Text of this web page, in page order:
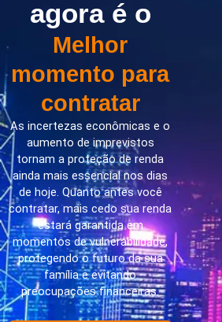
agora é o
Melhor
momento para
contratar
As incertezas econômicas e o
aumento de imprevistos
tornam a proteção de renda
ainda mais essencial nos dias
de hoje. Quanto antes você
contratar, mais cedo sua renda
estará garantida em
momentos de vulnerabilidade,
protegendo o futuro da sua
família e evitando
preocupações financeiras.